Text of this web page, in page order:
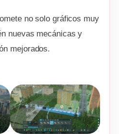
no solo gráficos muy
nuevas mecánicas y
mejorados.